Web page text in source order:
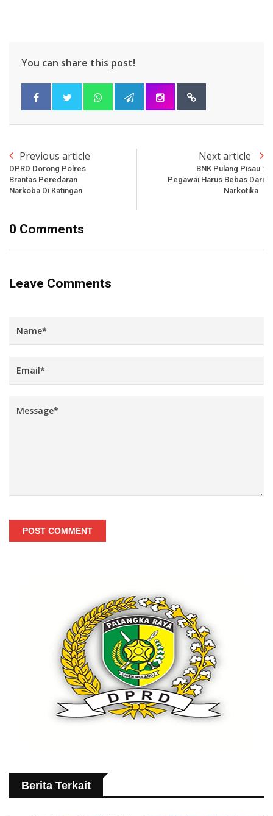
You can share this post!
Previous article
DPRD Dorong Polres
Brantas Peredaran
Narkoba Di Katingan
Next article
BNK Pulang Pisau :
Pegawai Harus Bebas Dari
Narkotika
0 Comments
Leave Comments
POST COMMENT
Berita Terkait